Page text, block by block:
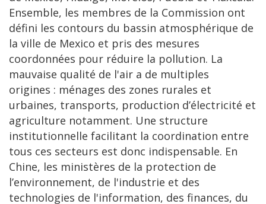
Ensemble, les membres de la Commission ont
défini les contours du bassin atmosphérique de
la ville de Mexico et pris des mesures
coordonnées pour réduire la pollution. La
mauvaise qualité de l'air a de multiples
origines : ménages des zones rurales et
urbaines, transports, production d’électricité et
agriculture notamment. Une structure
institutionnelle facilitant la coordination entre
tous ces secteurs est donc indispensable. En
Chine, les ministères de la protection de
l’environnement, de l'industrie et des
technologies de l'information, des finances, du